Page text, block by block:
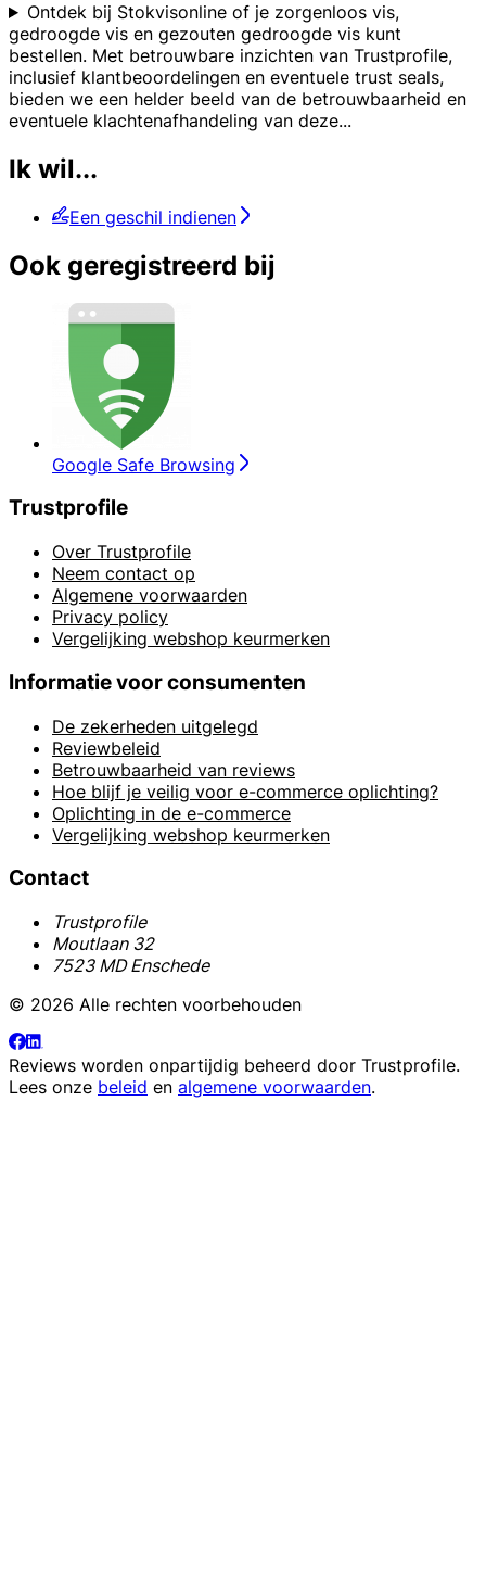
Ontdek bij Stokvisonline of je zorgenloos vis,
gedroogde vis en gezouten gedroogde vis kunt
bestellen. Met betrouwbare inzichten van Trustprofile,
inclusief klantbeoordelingen en eventuele trust seals,
bieden we een helder beeld van de betrouwbaarheid en
eventuele klachtenafhandeling van deze...
Ik wil...
Een geschil indienen
Ook geregistreerd bij
Google Safe Browsing
Trustprofile
Over Trustprofile
Neem contact op
Algemene voorwaarden
Privacy policy
Vergelijking webshop keurmerken
Informatie voor consumenten
De zekerheden uitgelegd
Reviewbeleid
Betrouwbaarheid van reviews
Hoe blijf je veilig voor e-commerce oplichting?
Oplichting in de e-commerce
Vergelijking webshop keurmerken
Contact
Trustprofile
Moutlaan 32
7523 MD Enschede
© 2026 Alle rechten voorbehouden
Reviews worden onpartijdig beheerd door Trustprofile.
Lees onze beleid en algemene voorwaarden.